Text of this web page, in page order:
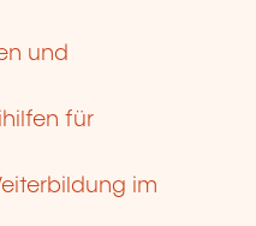
und
für
im